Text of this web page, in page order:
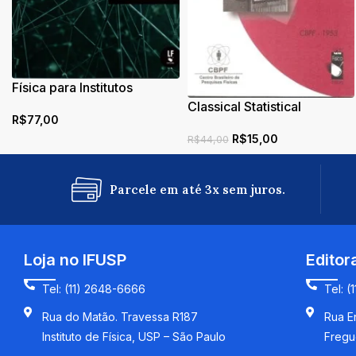
Física para Institutos
Concursos – Volume 02
R$77,00
Classical Statistical
R$44,00 R$15,00
Parcele em até 3x sem juros.
Loja no IFUSP
Tel: (11) 2648-6666
Rua do Matão. Travessa R187
Instituto de Física, USP – São Paulo
Tel:
Rua